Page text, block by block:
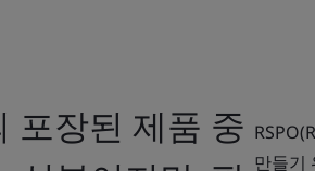
포장된 제품 중
만들기